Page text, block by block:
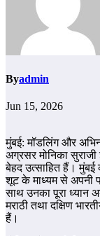
Byadmin
Jun 15, 2026
मुंबई: मॉडलिंग और
अग्रसर मोनिका
बेहद उत्साहित हैं। मुंबई
शूट के माध्यम से अपनी
साथ उनका पूरा ध्यान
मराठी तथा दक्षिण
हैं।